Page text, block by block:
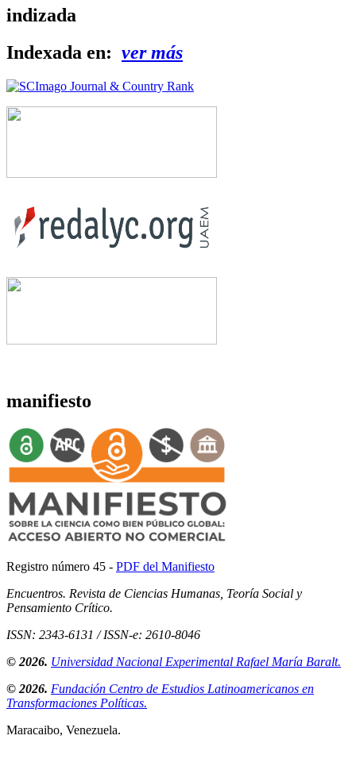
indizada
Indexada en: ver más
manifiesto
Registro número 45 - PDF del Manifiesto
Encuentros. Revista de Ciencias Humanas, Teoría Social y
Pensamiento Crítico.
ISSN: 2343-6131 / ISSN-e: 2610-8046
© 2026. Universidad Nacional Experimental Rafael María Baralt.
© 2026. Fundación Centro de Estudios Latinoamericanos en
Transformaciones Políticas.
Maracaibo, Venezuela.